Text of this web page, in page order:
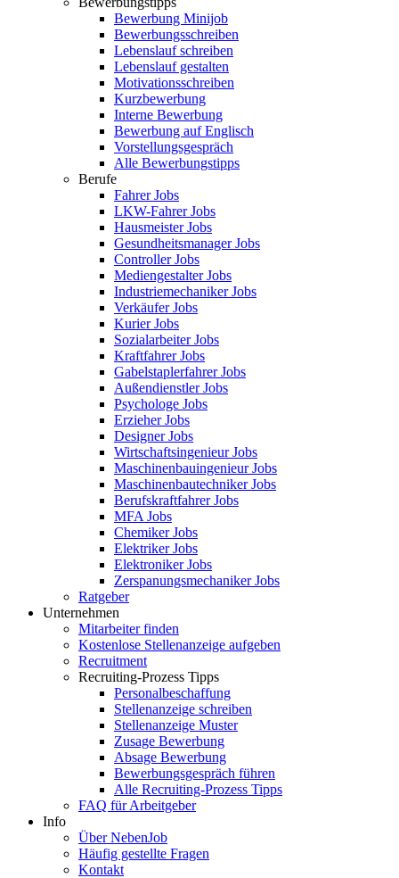
Bewerbung Minijob
Bewerbungsschreiben
Lebenslauf schreiben
Lebenslauf gestalten
Motivationsschreiben
Kurzbewerbung
Interne Bewerbung
Bewerbung auf Englisch
Vorstellungsgespräch
Alle Bewerbungstipps
Berufe
Fahrer Jobs
LKW-Fahrer Jobs
Hausmeister Jobs
Gesundheitsmanager Jobs
Controller Jobs
Mediengestalter Jobs
Industriemechaniker Jobs
Verkäufer Jobs
Kurier Jobs
Sozialarbeiter Jobs
Kraftfahrer Jobs
Gabelstaplerfahrer Jobs
Außendienstler Jobs
Psychologe Jobs
Erzieher Jobs
Designer Jobs
Wirtschaftsingenieur Jobs
Maschinenbauingenieur Jobs
Maschinenbautechniker Jobs
Berufskraftfahrer Jobs
MFA Jobs
Chemiker Jobs
Elektriker Jobs
Elektroniker Jobs
Zerspanungsmechaniker Jobs
Ratgeber
Unternehmen
Mitarbeiter finden
Kostenlose Stellenanzeige aufgeben
Recruitment
Recruiting-Prozess Tipps
Personalbeschaffung
Stellenanzeige schreiben
Stellenanzeige Muster
Zusage Bewerbung
Absage Bewerbung
Bewerbungsgespräch führen
Alle Recruiting-Prozess Tipps
FAQ für Arbeitgeber
Info
Über NebenJob
Häufig gestellte Fragen
Kontakt